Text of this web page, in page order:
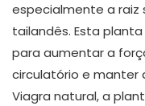
especialmente a raiz
tailandês. Esta
para aumentar a
circulatório e manter
Viagra natural, a